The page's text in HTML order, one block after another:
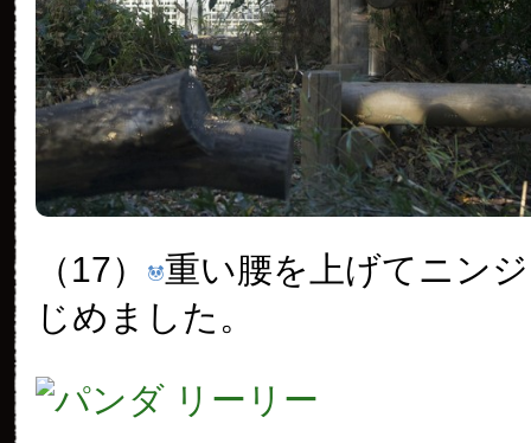
（17）
重い腰を上げてニン
じめました。